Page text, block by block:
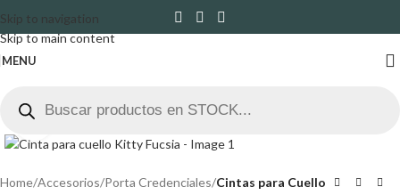
Skip to navigation
Skip to main content
MENU
Click to enlarge
Home Accesorios Porta Credenciales Cintas para Cuello